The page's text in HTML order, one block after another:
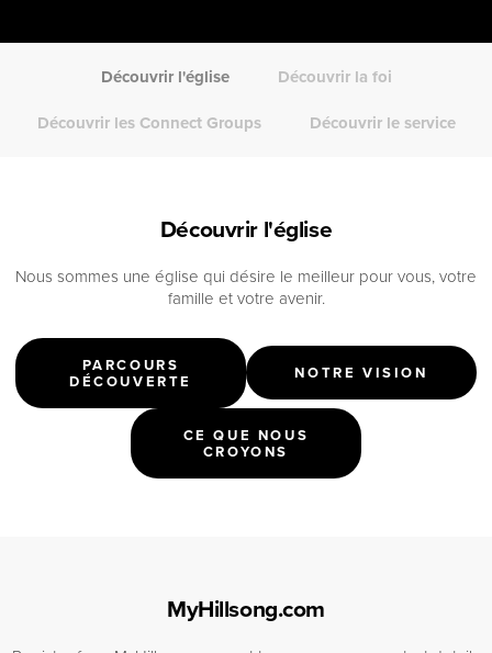
Découvrir l'église
Découvrir la foi
Découvrir les Connect Groups
Découvrir le service
Découvrir l'église
Nous sommes une église qui désire le meilleur pour vous, votre
famille et votre avenir.
PARCOURS
DÉCOUVERTE NOTRE VISION
CE QUE NOUS
CROYONS
MyHillsong.com